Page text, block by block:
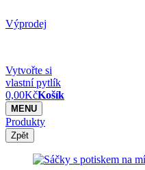
Výprodej
Vytvořte si
vlastní pytlík
0,00KčKošík
MENU
Produkty
Zpět